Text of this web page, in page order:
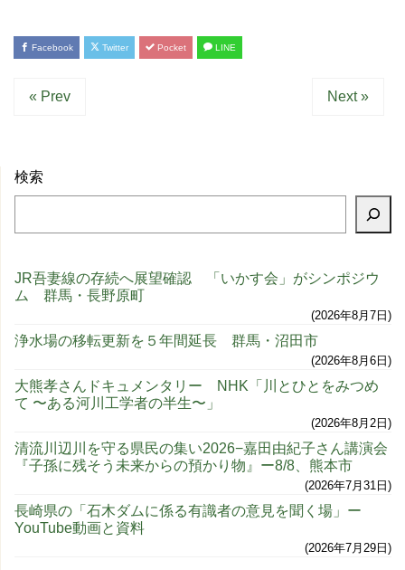
Facebook Twitter Pocket LINE
« Prev Next »
検索
JR吾妻線の存続へ展望確認 「いかす会」がシンポジウ
ム 群馬・長野原町
2026年8月7日
浄水場の移転更新を５年間延長 群馬・沼田市
2026年8月6日
大熊孝さんドキュメンタリー NHK「川とひとをみつめ
て 〜ある河川工学者の半生〜」
2026年8月2日
清流川辺川を守る県民の集い2026−嘉田由紀子さん講演会
『子孫に残そう未来からの預かり物』ー8/8、熊本市
2026年7月31日
長崎県の「石木ダムに係る有識者の意見を聞く場」ー
YouTube動画と資料
2026年7月29日